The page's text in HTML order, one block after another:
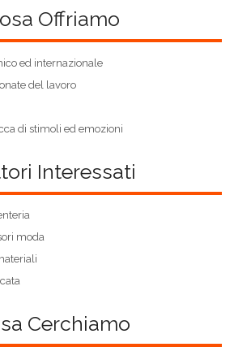
Offriamo
ed internazionale
del lavoro
di stimoli ed emozioni
Interessati
moda
Cerchiamo